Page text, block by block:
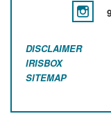
DISCLAIMER
IRISBOX
SITEMAP